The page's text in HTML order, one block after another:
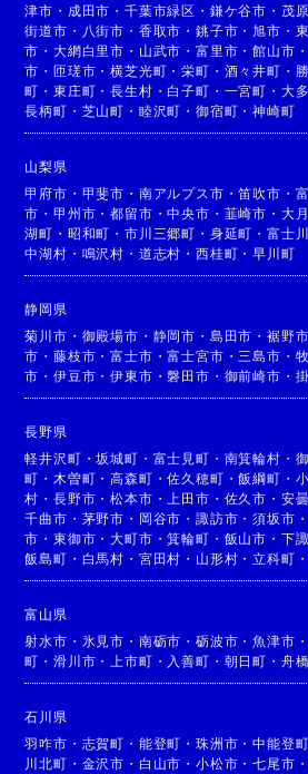
津市 ・ 成田市 ・千葉市緑区 ・ 鎌ケ谷市 ・ 茂
街道市 ・ 八街市 ・ 香取市 ・銚子市 ・旭市 ・
市 ・大網白里市 ・ 山武市 ・富里市 ・館山市 ・
市 ・匝瑳市 ・横芝光町 ・栄町 ・ 酒々井町 ・
町 ・東庄町 ・長生村 ・ 白子町 ・ 一宮町 ・ 大
長柄町 ・ 芝山町 ・ 睦沢町 ・御宿町 ・神崎町
山梨県
甲府市 ・ 甲斐市 ・ 南アルプス市 ・笛吹市 ・
市 ・甲州市 ・都留市 ・中央市 ・ 韮崎市 ・ 大
湖町 ・ 昭和町 ・市川三郷町 ・ 身延町 ・富士
中湖村 ・ 鳴沢村 ・ 道志村 ・西桂町 ・早川町
静岡県
菊川市 ・ 御殿場市 ・ 静岡市 ・ 島田市 ・裾野市
市 ・藤枝市 ・富士市 ・富士宮市 ・ 三島市 ・
市 ・伊豆市 ・伊東市 ・磐田市 ・ 御前崎市 ・
長野県
軽井沢町 ・坂城町 ・ 富士見町 ・ 南箕輪村 ・
町 ・ 木曽町 ・高森町 ・佐久穂町 ・飯綱町 ・
村 ・長野市 ・松本市 ・ 上田市 ・ 佐久市 ・ 安
千曲市 ・ 茅野市 ・ 岡谷市 ・諏訪市 ・須坂市 ・
市 ・東御市 ・大町市 ・箕輪町 ・ 飯山市 ・ 下
飯島町 ・ 白馬村 ・ 宮田村 ・ 山形村 ・立科町 ・
富山県
射水市 ・ 氷見市 ・ 南砺市 ・砺波市 ・魚津市 ・
町 ・滑川市 ・ 上市町 ・ 入善町 ・ 朝日町 ・ 舟
石川県
羽咋市 ・ 志賀町 ・ 能登町 ・珠洲市 ・中能登町
川北町 ・ 金沢市 ・ 白山市 ・小松市 ・七尾市 ・